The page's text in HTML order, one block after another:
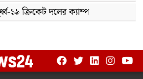
১৯ ক্রিকেট দলের ক্যাম্প